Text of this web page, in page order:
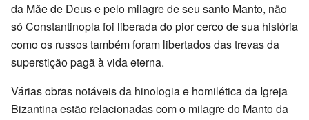
da Mãe de Deus e pelo milagre de seu santo Manto, não
só Constantinopla foi liberada do pior cerco de sua história
como os russos também foram libertados das trevas da
superstição pagã à vida eterna.
Várias obras notáveis da hinologia e homilética da Igreja
Bizantina estão relacionadas com o milagre do Manto da